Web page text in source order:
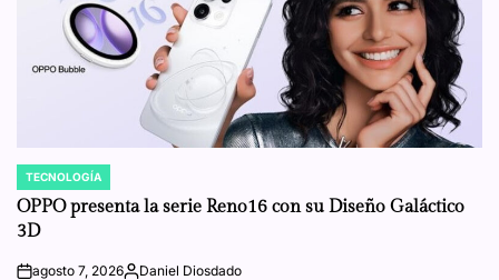
POSTED
IN
TECNOLOGÍA
OPPO presenta la serie Reno16 con su Diseño Galáctico
3D
agosto 7, 2026 Daniel Diosdado